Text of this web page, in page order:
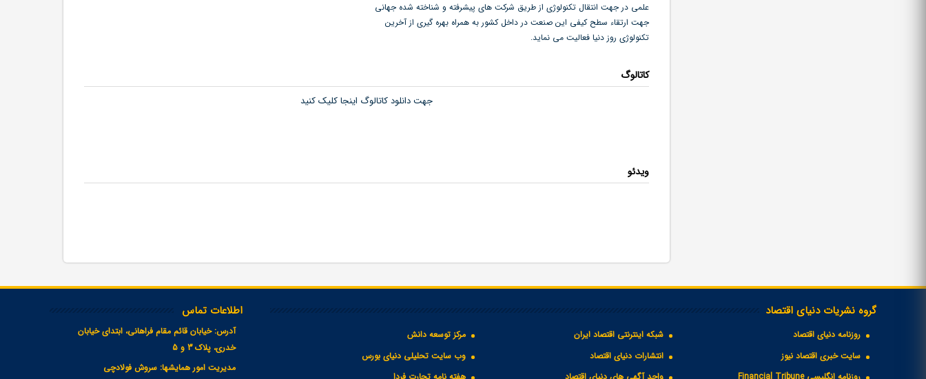
علمی در جهت انتقال تکنولوژی از طریق شرکت های پیشرفته و شناخته شده جهانی
جهت ارتقاء سطح کیفی این صنعت در داخل کشور به همراه بهره گیری از آخرین
تکنولوژی روز دنیا فعالیت می نماید.
کاتالوگ
جهت دانلود کاتالوگ اینجا کلیک کنید
ویدئو
گروه نشریات دنیای اقتصاد
روزنامه دنیای اقتصاد شبکه اینترنتی اقتصاد ایران
مرکز توسعه دانش
سایت خبری اقتصاد نیوز
انتشارات دنیای اقتصاد
وب سایت تحلیلی دنیای بورس
اطلاعات تماس
آدرس: خیابان قائم مقام فراهانی، ابتدای خیابان
خدری، پلاک 3 و 5
مدیریت امور همایشها: سروش فولادچی